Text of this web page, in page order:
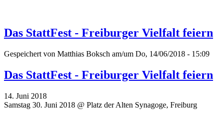
Das StattFest - Freiburger Vielfalt feiern
Gespeichert von Matthias Boksch am/um Do, 14/06/2018 - 15:09
Das StattFest - Freiburger Vielfalt feiern
14. Juni 2018
Samstag 30. Juni 2018 @ Platz der Alten Synagoge, Freiburg